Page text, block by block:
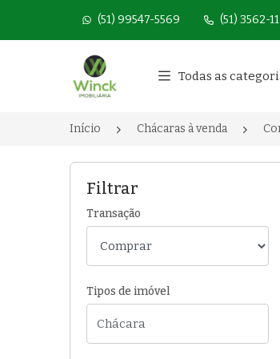
(51) 99547-5569 (51) 3562-
Página inicial
Todas as
Início Chácaras à venda
Filtrar
Transação
Tipos de imóvel